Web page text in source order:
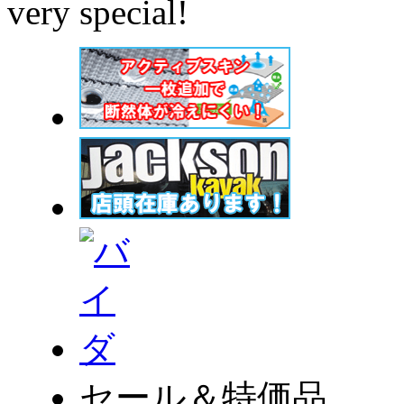
very special!